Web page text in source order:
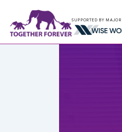
SUPPORTED BY